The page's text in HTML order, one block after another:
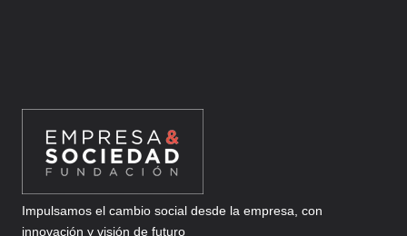
AGUA
Impulsamos el cambio social desde la empresa, con
innovación y visión de futuro